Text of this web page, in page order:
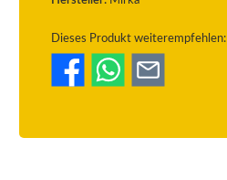
Dieses Produkt weiterempfehlen: